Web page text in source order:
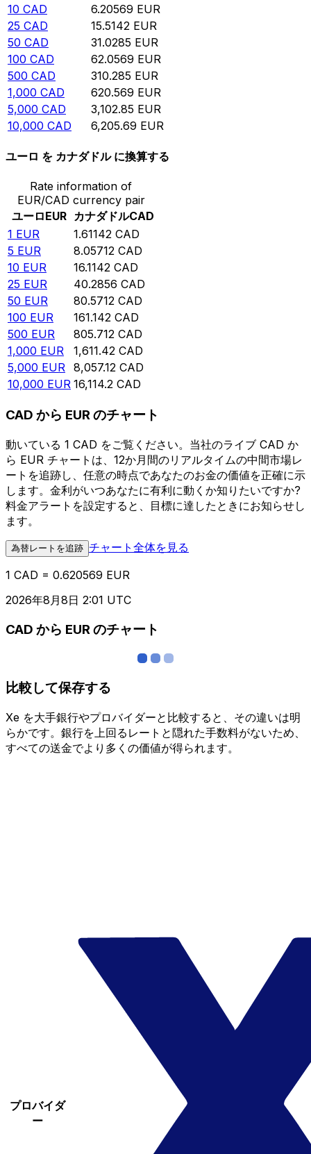
10 CAD 6.20569 EUR
25 CAD 15.5142 EUR
50 CAD 31.0285 EUR
100 CAD 62.0569 EUR
500 CAD 310.285 EUR
1,000 CAD 620.569 EUR
5,000 CAD 3,102.85 EUR
10,000 CAD 6,205.69 EUR
ユーロ を カナダドル に換算する
Rate information of
EUR/CAD currency pair
ユーロEUR カナダドルCAD
1 EUR 1.61142 CAD
5 EUR 8.05712 CAD
10 EUR 16.1142 CAD
25 EUR 40.2856 CAD
50 EUR 80.5712 CAD
100 EUR 161.142 CAD
500 EUR 805.712 CAD
1,000 EUR 1,611.42 CAD
5,000 EUR 8,057.12 CAD
10,000 EUR 16,114.2 CAD
CAD から EUR のチャート
動いている 1 CAD をご覧ください。当社のライブ CAD か
ら EUR チャートは、12か月間のリアルタイムの中間市場レ
ートを追跡し、任意の時点であなたのお金の価値を正確に示
します。金利がいつあなたに有利に動くか知りたいですか?
料金アラートを設定すると、目標に達したときにお知らせし
ます。
為替レートを追跡 チャート全体を見る
1 CAD = 0.620569 EUR
2026年8月8日 2:01 UTC
CAD から EUR のチャート
比較して保存する
Xe を大手銀行やプロバイダーと比較すると、その違いは明
らかです。銀行を上回るレートと隠れた手数料がないため、
すべての送金でより多くの価値が得られます。
プロバイダ
ー